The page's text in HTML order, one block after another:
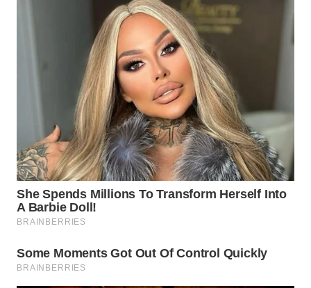
KARAWANG
WN
BEKASI
WN
BOGOR
WN